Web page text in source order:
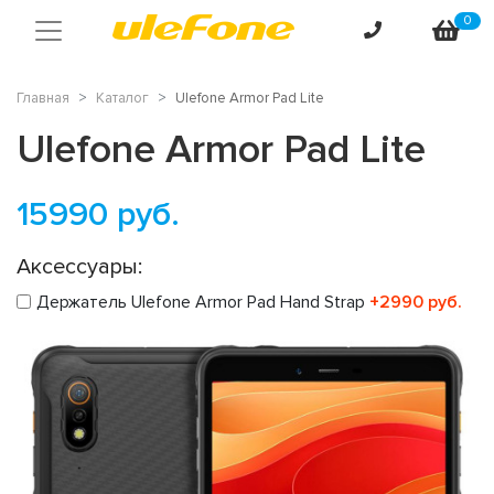
0
Главная Каталог Ulefone Armor Pad Lite
Ulefone Armor Pad Lite
15990 руб.
Аксессуары:
Держатель Ulefone Armor Pad Hand Strap +2990 руб.